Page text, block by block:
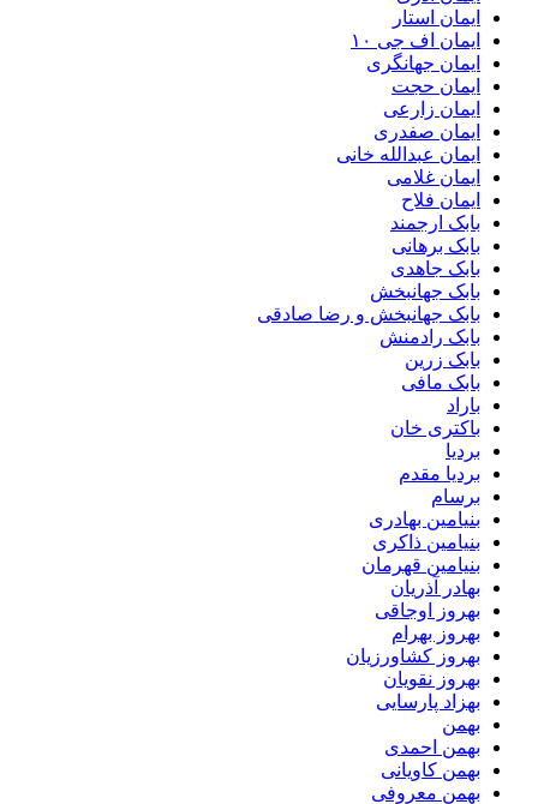
ایمان استار
ایمان اف جی ۱۰
ایمان جهانگری
ایمان حجت
ایمان زارعی
ایمان صفدری
ایمان عبدالله خانی
ایمان غلامی
ایمان فلاح
بابک ارجمند
بابک برهانی
بابک جاهدی
بابک جهانبخش
بابک جهانبخش و رضا صادقی
بابک رادمنش
بابک زرین
بابک مافی
باراد
باکتری خان
بردیا
بردیا مقدم
برسام
بنیامین بهادری
بنیامین ذاکری
بنیامین قهرمان
بهادر آذریان
بهروز اوجاقی
بهروز بهرام
بهروز کشاورزیان
بهروز نقویان
بهزاد پارسایی
بهمن
بهمن احمدی
بهمن کاویانی
بهمن معروفی